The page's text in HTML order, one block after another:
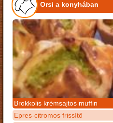
Orsi a konyhában
Brokkolis krémsajtos muffin
Epres-citromos frissítő